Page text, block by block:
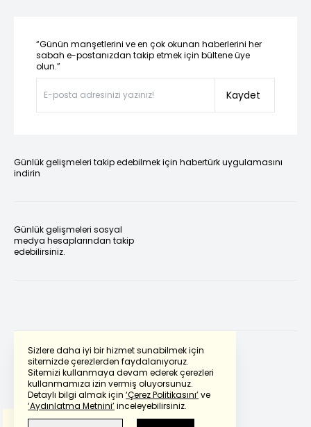
Sizlere daha iyi bir hizmet sunabilmek için
sitemizde çerezlerden faydalanıyoruz.
Sitemizi kullanmaya devam ederek çerezleri
kullanmamıza izin vermiş oluyorsunuz.
Detaylı bilgi almak için ‘Çerez Politikasını’ve
‘Aydınlatma Metnini’inceleyebilirsiniz.
“Günün manşetlerini ve en çok okunan haberlerini her
sabah e-postanızdan takip etmek için bültene üye
olun.”
Kaydet
Günlük gelişmeleri takip edebilmek için habertürk uygulamasını
indirin
Günlük gelişmeleri sosyal
medya hesaplarından takip
edebilirsiniz.
Powered by Translate
Bu çevirideGoogle Transletekullanılmıştır.